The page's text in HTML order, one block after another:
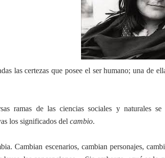
las certezas que posee el ser humano; una de
ramas de las ciencias sociales y naturales
los significados del cambio.
Cambian escenarios, cambian personajes,